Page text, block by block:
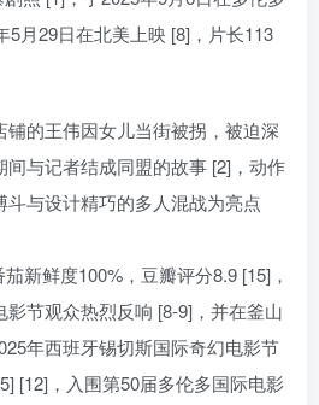
5月29日在北美上映 [8]，片长113
的王伟因女儿当街被拐，被迫深
间与记者结成同盟的故事 [2]，动作
与设计精巧的多人混战为亮点
新鲜度100%，豆瓣评分8.9 [15]，
节观众热烈反响 [8-9]，并在釜山
年西班牙锡切斯国际奇幻电影节
[12]，入围第50届多伦多国际电影